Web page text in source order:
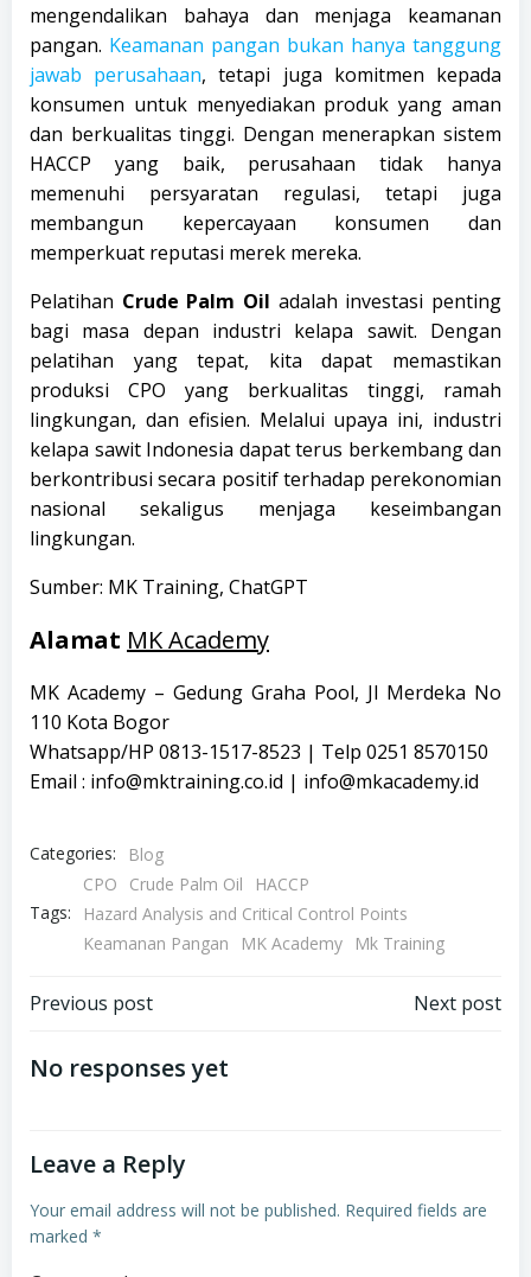
mengendalikan bahaya dan menjaga keamanan
pangan. Keamanan pangan bukan hanya tanggung
jawab perusahaan, tetapi juga komitmen kepada
konsumen untuk menyediakan produk yang aman
dan berkualitas tinggi. Dengan menerapkan sistem
HACCP yang baik, perusahaan tidak hanya
memenuhi persyaratan regulasi, tetapi juga
membangun kepercayaan konsumen dan
memperkuat reputasi merek mereka.
Pelatihan Crude Palm Oil adalah investasi penting
bagi masa depan industri kelapa sawit. Dengan
pelatihan yang tepat, kita dapat memastikan
produksi CPO yang berkualitas tinggi, ramah
lingkungan, dan efisien. Melalui upaya ini, industri
kelapa sawit Indonesia dapat terus berkembang dan
berkontribusi secara positif terhadap perekonomian
nasional sekaligus menjaga keseimbangan
lingkungan.
Sumber: MK Training, ChatGPT
Alamat MK Academy
MK Academy – Gedung Graha Pool, Jl Merdeka No
110 Kota Bogor
Whatsapp/HP 0813-1517-8523 | Telp 0251 8570150
Email : info@mktraining.co.id | info@mkacademy.id
Categories: Blog
Tags:
CPO Crude Palm Oil
HACCP
Hazard Analysis and Critical Control Points
Keamanan Pangan
MK Academy Mk Training
Post
navigation
Previous post Next post
No responses yet
Leave a Reply
Your email address will not be published. Required fields are
marked *